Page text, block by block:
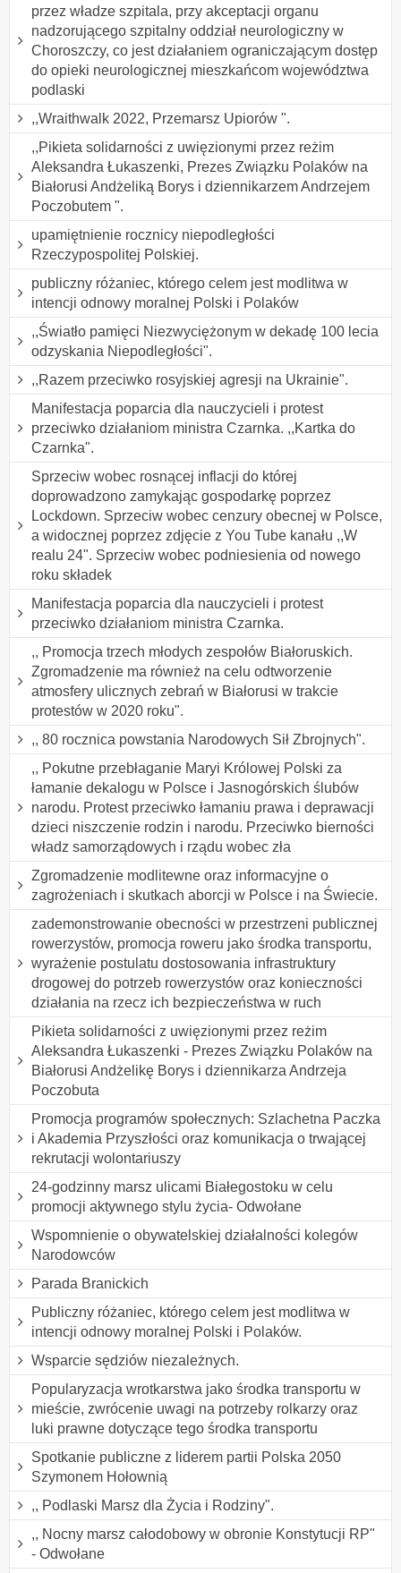
przez władze szpitala, przy akceptacji organu
nadzorującego szpitalny oddział neurologiczny w
Choroszczy, co jest działaniem ograniczającym dostęp
do opieki neurologicznej mieszkańcom województwa
podlaski
,,Wraithwalk 2022, Przemarsz Upiorów ".
,,Pikieta solidarności z uwięzionymi przez reżim
Aleksandra Łukaszenki, Prezes Związku Polaków na
Białorusi Andżeliką Borys i dziennikarzem Andrzejem
Poczobutem ".
upamiętnienie rocznicy niepodległości
Rzeczypospolitej Polskiej.
publiczny różaniec, którego celem jest modlitwa w
intencji odnowy moralnej Polski i Polaków
,,Światło pamięci Niezwyciężonym w dekadę 100 lecia
odzyskania Niepodległości".
,,Razem przeciwko rosyjskiej agresji na Ukrainie".
Manifestacja poparcia dla nauczycieli i protest
przeciwko działaniom ministra Czarnka. ,,Kartka do
Czarnka".
Sprzeciw wobec rosnącej inflacji do której
doprowadzono zamykając gospodarkę poprzez
Lockdown. Sprzeciw wobec cenzury obecnej w Polsce,
a widocznej poprzez zdjęcie z You Tube kanału ,,W
realu 24". Sprzeciw wobec podniesienia od nowego
roku składek
Manifestacja poparcia dla nauczycieli i protest
przeciwko działaniom ministra Czarnka.
,, Promocja trzech młodych zespołów Białoruskich.
Zgromadzenie ma również na celu odtworzenie
atmosfery ulicznych zebrań w Białorusi w trakcie
protestów w 2020 roku".
,, 80 rocznica powstania Narodowych Sił Zbrojnych".
,, Pokutne przebłaganie Maryi Królowej Polski za
łamanie dekalogu w Polsce i Jasnogórskich ślubów
narodu. Protest przeciwko łamaniu prawa i deprawacji
dzieci niszczenie rodzin i narodu. Przeciwko bierności
władz samorządowych i rządu wobec zła
Zgromadzenie modlitewne oraz informacyjne o
zagrożeniach i skutkach aborcji w Polsce i na Świecie.
zademonstrowanie obecności w przestrzeni publicznej
rowerzystów, promocja roweru jako środka transportu,
wyrażenie postulatu dostosowania infrastruktury
drogowej do potrzeb rowerzystów oraz konieczności
działania na rzecz ich bezpieczeństwa w ruch
Pikieta solidarności z uwięzionymi przez reżim
Aleksandra Łukaszenki - Prezes Związku Polaków na
Białorusi Andżelikę Borys i dziennikarza Andrzeja
Poczobuta
Promocja programów społecznych: Szlachetna Paczka
i Akademia Przyszłości oraz komunikacja o trwającej
rekrutacji wolontariuszy
24-godzinny marsz ulicami Białegostoku w celu
promocji aktywnego stylu życia- Odwołane
Wspomnienie o obywatelskiej działalności kolegów
Narodowców
Parada Branickich
Publiczny różaniec, którego celem jest modlitwa w
intencji odnowy moralnej Polski i Polaków.
Wsparcie sędziów niezależnych.
Popularyzacja wrotkarstwa jako środka transportu w
mieście, zwrócenie uwagi na potrzeby rolkarzy oraz
luki prawne dotyczące tego środka transportu
Spotkanie publiczne z liderem partii Polska 2050
Szymonem Hołownią
,, Podlaski Marsz dla Życia i Rodziny".
,, Nocny marsz całodobowy w obronie Konstytucji RP"
- Odwołane